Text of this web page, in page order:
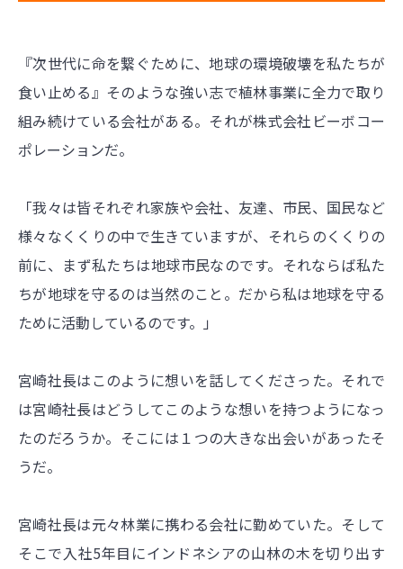
『次世代に命を繋ぐために、地球の環境破壊を私たちが
食い止める』そのような強い志で植林事業に全力で取り
組み続けている会社がある。それが株式会社ビーボコー
ポレーションだ。
「我々は皆それぞれ家族や会社、友達、市民、国民など
様々なくくりの中で生きていますが、それらのくくりの
前に、まず私たちは地球市民なのです。それならば私た
ちが地球を守るのは当然のこと。だから私は地球を守る
ために活動しているのです。」
宮崎社長はこのように想いを話してくださった。それで
は宮崎社長はどうしてこのような想いを持つようになっ
たのだろうか。そこには１つの大きな出会いがあったそ
うだ。
宮崎社長は元々林業に携わる会社に勤めていた。そして
そこで入社5年目にインドネシアの山林の木を切り出す